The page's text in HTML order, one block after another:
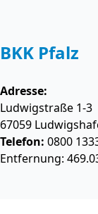
BKK Pfalz
Adresse:
Ludwigstraße 1-3
67059
Telefon: 0800
Entfernung: